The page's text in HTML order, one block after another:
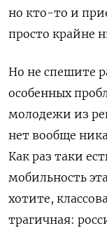
но кто-то и
просто крайне
Но не спешите
особенных
молодежи из
нет вообще
Как раз таки
мобильность
хотите,
трагичная: